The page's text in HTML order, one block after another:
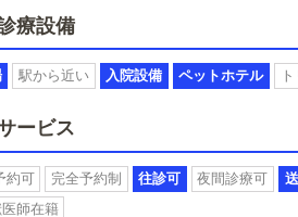
療設備
駅から近い 入院設備 ペットホテル
ービス
約可 完全予約制 往診可 夜間診療可
師在籍